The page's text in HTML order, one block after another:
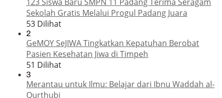
Sekolah Gratis Melalui Progul Padang Juara
53 Dilihat
2
GeMOY SeJIWA Tingkatkan Kepatuhan Berobat
Pasien Kesehatan Jiwa di Timpeh
51 Dilihat
3
Merantau untuk Ilmu: Belajar dari Ibnu Waddah al-
Qurthubi